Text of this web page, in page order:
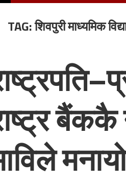
TAG:शिवपुरी माध्यमिक